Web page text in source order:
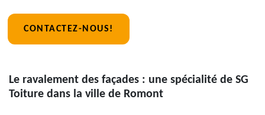
CONTACTEZ-NOUS!
Le ravalement des façades : une spécialité de SG
Toiture dans la ville de Romont